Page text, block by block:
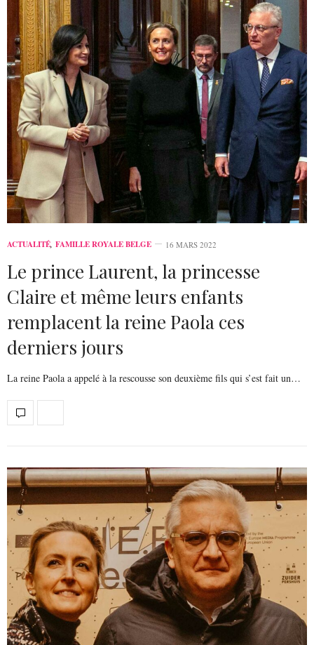
ACTUALITÉ, FAMILLE ROYALE BELGE 16 MARS 2022
Le prince Laurent, la princesse
Claire et même leurs enfants
remplacent la reine Paola ces
derniers jours
La reine Paola a appelé à la rescousse son deuxième fils qui s’est fait un…